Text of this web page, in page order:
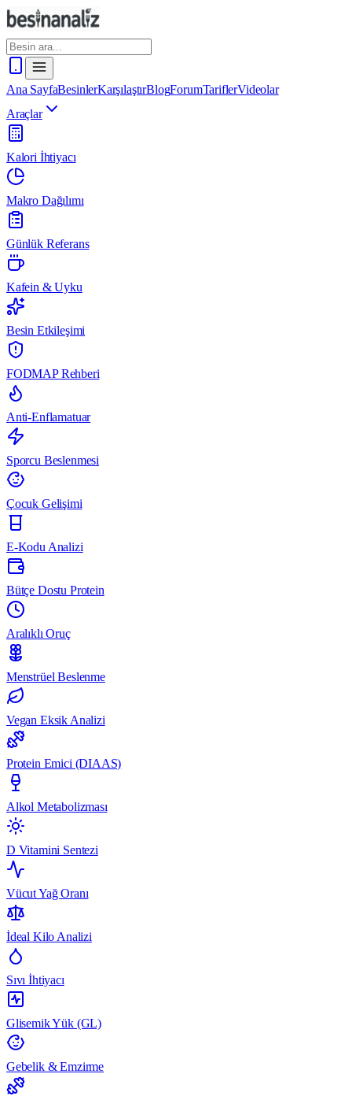
Ana SayfaBesinlerKarşılaştırBlogForumTariflerVideolar
Araçlar
Kalori İhtiyacı
Makro Dağılımı
Günlük Referans
Kafein & Uyku
Besin Etkileşimi
FODMAP Rehberi
Anti-Enflamatuar
Sporcu Beslenmesi
Çocuk Gelişimi
E-Kodu Analizi
Bütçe Dostu Protein
Aralıklı Oruç
Menstrüel Beslenme
Vegan Eksik Analizi
Protein Emici (DIAAS)
Alkol Metabolizması
D Vitamini Sentezi
Vücut Yağ Oranı
İdeal Kilo Analizi
Sıvı İhtiyacı
Glisemik Yük (GL)
Gebelik & Emzirme